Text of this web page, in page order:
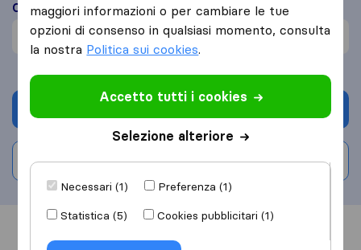
Cosa dicono i clienti
Cortesia (1)
Scrivi una recensione
Informazioni Recensioni
maggiori informazioni o per cambiare le tue
opzioni di consenso in qualsiasi momento, consulta
la nostra Politica sui cookies.
Accetto tutti i cookies
Selezione alteriore
Necessari (1)
Preferenza (1)
Statistica (5)
Cookies pubblicitari (1)